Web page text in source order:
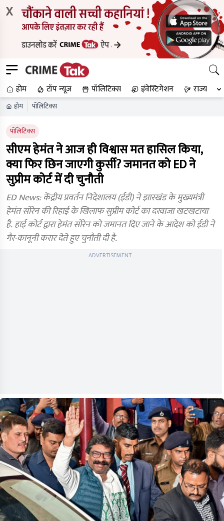
X
होम टॉप न्यूज पॉलिटिक्स इंवेस्टिगेशन राज्य
होम पॉलिटिक्स
पॉलिटिक्स
सीएम हेमंत ने आज ही विश्वास मत हासिल किया,
क्या फिर छिन जाएगी कुर्सी? जमानत को ED ने
सुप्रीम कोर्ट में दी चुनौती
ED News: केंद्रीय प्रवर्तन निदेशालय (ईडी) ने झारखंड के मुख्यमंत्री
हेमंत सोरेन की रिहाई के खिलाफ सुप्रीम कोर्ट का दरवाजा खटखटाया
है. हाई कोर्ट द्वारा हेमंत सोरेन को जमानत दिए जाने के आदेश को ईडी ने
गैर-कानूनी करार देते हुए चुनौती दी है.
ADVERTISEMENT